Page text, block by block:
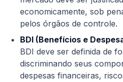
economicamente, sob
pelos órgãos de controle.
BDI (Benefícios e
BDI deve ser definida de
discriminando seus
despesas financeiras,